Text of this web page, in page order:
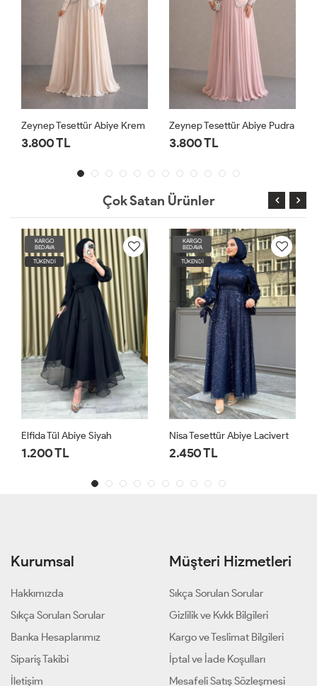
Zeynep Tesettür Abiye Krem
3.800 TL
Zeynep Tesettür Abiye Pudra
3.800 TL
Çok Satan Ürünler
KARGO
BEDAVA
TÜKENDİ
Elfida Tül Abiye Siyah
1.200 TL
KARGO
BEDAVA
TÜKENDİ
Nisa Tesettür Abiye Lacivert
2.450 TL
Kurumsal
Hakkımızda
Sıkça Sorulan Sorular
Banka Hesaplarımız
Sipariş Takibi
İletişim
Müşteri Hizmetleri
Sıkça Sorulan Sorular
Gizlilik ve Kvkk Bilgileri
Kargo ve Teslimat Bilgileri
İptal ve İade Koşulları
Mesafeli Satış Sözleşmesi